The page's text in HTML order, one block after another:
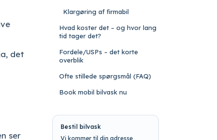
det
ser
Klargøring af firmabil
Hvad koster det – og hvor lang
tid tager det?
Fordele/USPs – det korte
overblik
Ofte stillede spørgsmål (FAQ)
Book mobil bilvask nu
Bestil bilvask
Vi kommer til din adresse